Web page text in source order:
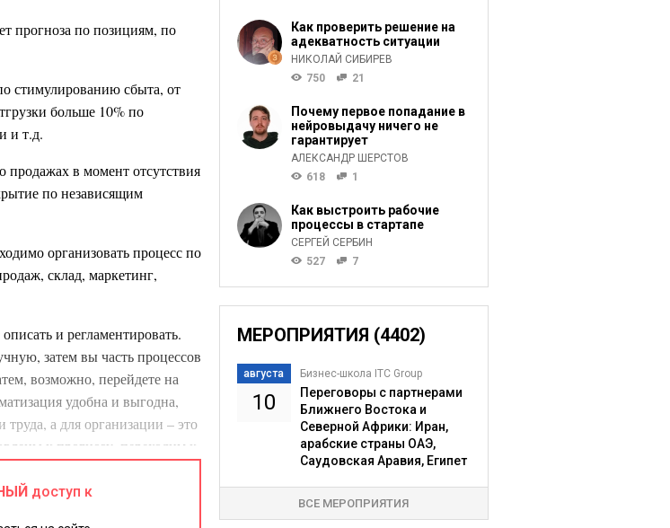
прогноза по позициям, по
стимулированию сбыта, от
больше 10% по
и т.д.
продажах в момент отсутствия
по независящим
организовать процесс по
склад, маркетинг,
и регламентировать.
затем вы часть процессов
возможно, перейдете на
удобна и выгодна,
а для организации – это
к прогнозу, переходим к
доступ к
Как проверить решение на
адекватность ситуации
НИКОЛАЙ СИБИРЕВ
750
21
Почему первое попадание в
нейровыдачу ничего не
гарантирует
АЛЕКСАНДР ШЕРСТОВ
618
1
Как выстроить рабочие
процессы в стартапе
СЕРГЕЙ СЕРБИН
527
7
МЕРОПРИЯТИЯ (4402)
августа
10
Бизнес-школа ITC Group
Переговоры с партнерами
Ближнего Востока и
Северной Африки: Иран,
арабские страны ОАЭ,
Саудовская Аравия, Египет
ВСЕ МЕРОПРИЯТИЯ